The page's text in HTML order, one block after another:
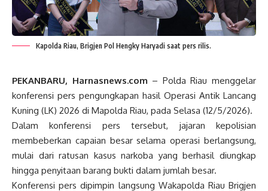
Kapolda Riau, Brigjen Pol Hengky Haryadi saat pers rilis.
PEKANBARU, Harnasnews.com – Polda Riau menggelar
konferensi pers pengungkapan hasil Operasi Antik Lancang
Kuning (LK) 2026 di Mapolda Riau, pada Selasa (12/5/2026).
Dalam konferensi pers tersebut, jajaran kepolisian
membeberkan capaian besar selama operasi berlangsung,
mulai dari ratusan kasus narkoba yang berhasil diungkap
hingga penyitaan barang bukti dalam jumlah besar.
Konferensi pers dipimpin langsung Wakapolda Riau Brigjen